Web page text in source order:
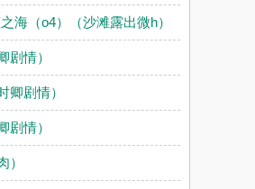
海（o4）（沙滩露出微h）
剧情）
卿剧情）
剧情）
）